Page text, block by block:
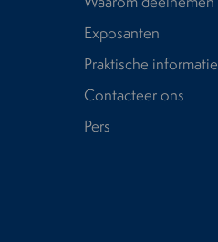
Exposanten
Praktische informatie
Contacteer ons
Pers